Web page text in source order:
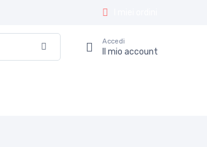
Conferma Accedi
Il mio account